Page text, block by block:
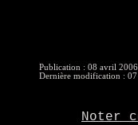
Publication : 08 avril 2006
Dernière modification :
Noter